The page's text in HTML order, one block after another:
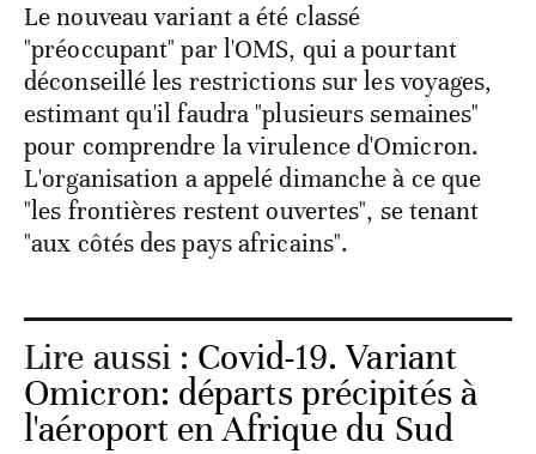
Le nouveau variant a été classé
"préoccupant" par l'OMS, qui a pourtant
déconseillé les restrictions sur les voyages,
estimant qu'il faudra "plusieurs semaines"
pour comprendre la virulence d'Omicron.
L'organisation a appelé dimanche à ce que
"les frontières restent ouvertes", se tenant
"aux côtés des pays africains".
Lire aussi : Covid-19. Variant
Omicron: départs précipités à
l'aéroport en Afrique du Sud